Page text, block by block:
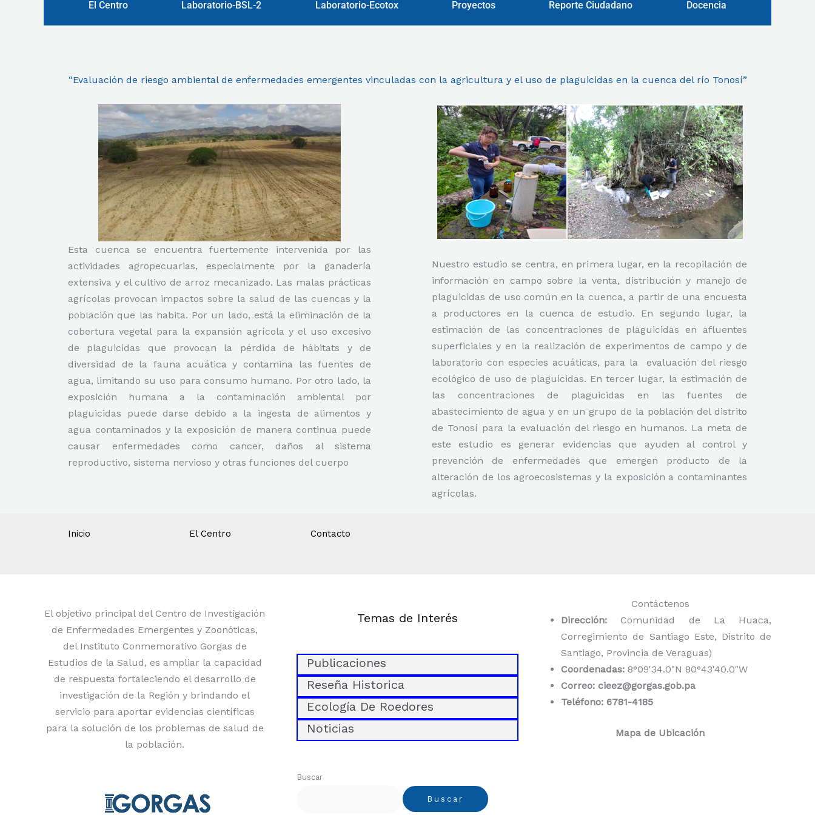
El Centro Laboratorio-BSL-2 Laboratorio-Ecotox Proyectos Reporte Ciudadano Docencia
“Evaluación de riesgo ambiental de enfermedades emergentes vinculadas con la agricultura y el uso de plaguicidas en la cuenca del río Tonosí”
Esta cuenca se encuentra fuertemente intervenida por las
actividades agropecuarias, especialmente por la ganadería
extensiva y el cultivo de arroz mecanizado. Las malas prácticas
agrícolas provocan impactos sobre la salud de las cuencas y la
población que las habita. Por un lado, está la eliminación de la
cobertura vegetal para la expansión agrícola y el uso excesivo
de plaguicidas que provocan la pérdida de hábitats y de
diversidad de la fauna acuática y contamina las fuentes de
agua, limitando su uso para consumo humano. Por otro lado, la
exposición humana a la contaminación ambiental por
plaguicidas puede darse debido a la ingesta de alimentos y
agua contaminados y la exposición de manera continua puede
causar enfermedades como cancer, daños al sistema
reproductivo, sistema nervioso y otras funciones del cuerpo
Nuestro estudio se centra, en primera lugar, en la recopilación de
información en campo sobre la venta, distribución y manejo de
plaguicidas de uso común en la cuenca, a partir de una encuesta
a productores en la cuenca de estudio. En segundo lugar, la
estimación de las concentraciones de plaguicidas en afluentes
superficiales y en la realización de experimentos de campo y de
laboratorio con especies acuáticas, para la evaluación del riesgo
ecológico de uso de plaguicidas. En tercer lugar, la estimación de
las concentraciones de plaguicidas en las fuentes de
abastecimiento de agua y en un grupo de la población del distrito
de Tonosí para la evaluación del riesgo en humanos. La meta de
este estudio es generar evidencias que ayuden al control y
prevención de enfermedades que emergen producto de la
alteración de los agroecosistemas y la exposición a contaminantes
agrícolas.
Inicio El Centro Contacto
El objetivo principal del Centro de Investigación
de Enfermedades Emergentes y Zoonóticas,
del Instituto Conmemorativo Gorgas de
Estudios de la Salud, es ampliar la capacidad
de respuesta fortaleciendo el desarrollo de
investigación de la Región y brindando el
servicio para aportar evidencias científicas
para la solución de los problemas de salud de
la población.
Temas de Interés
Publicaciones
Reseña Historica
Ecología De Roedores
Noticias
Buscar
Buscar
Contáctenos
Dirección: Comunidad de La Huaca,
Corregimiento de Santiago Este, Distrito de
Santiago, Provincia de Veraguas)
Coordenadas: 8°09'34.0"N 80°43'40.0"W
Correo: cieez@gorgas.gob.pa
Teléfono: 6781-4185
Mapa de Ubicación